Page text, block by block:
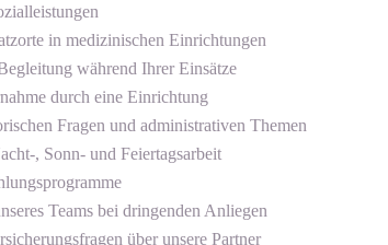
in medizinischen Einrichtungen
während Ihrer Einsätze
durch eine Einrichtung
Fragen und administrativen Themen
, Sonn- und Feiertagsarbeit
Teams bei dringenden Anliegen
über unsere Partner